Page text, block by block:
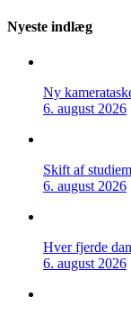
Nyeste indlæg
Ny
6. august 2026
Skift af
6. august 2026
Hver fjerde
6. august 2026